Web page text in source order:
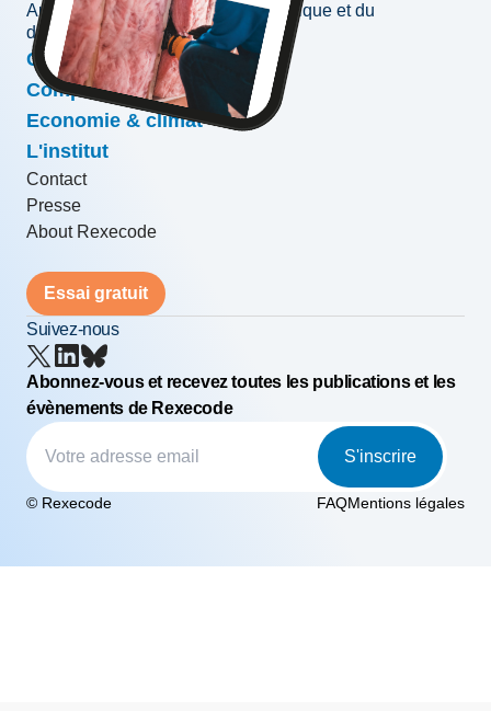
Au service de l'information économique et du
développement des entreprises
Conjoncture & prévisions
Compétitivité & croissance
Economie & climat
L'institut
Contact
Presse
About Rexecode
Essai gratuit
Suivez-nous
Abonnez-vous et recevez toutes les publications et les
évènements de Rexecode
S'inscrire
© Rexecode FAQMentions légales